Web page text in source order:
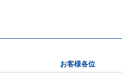
お客様各位